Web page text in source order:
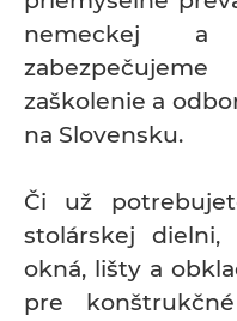
nemeckej a
zaškolenie a
na Slovensku.
Či už
stolárskej
okná, lišty a
pre